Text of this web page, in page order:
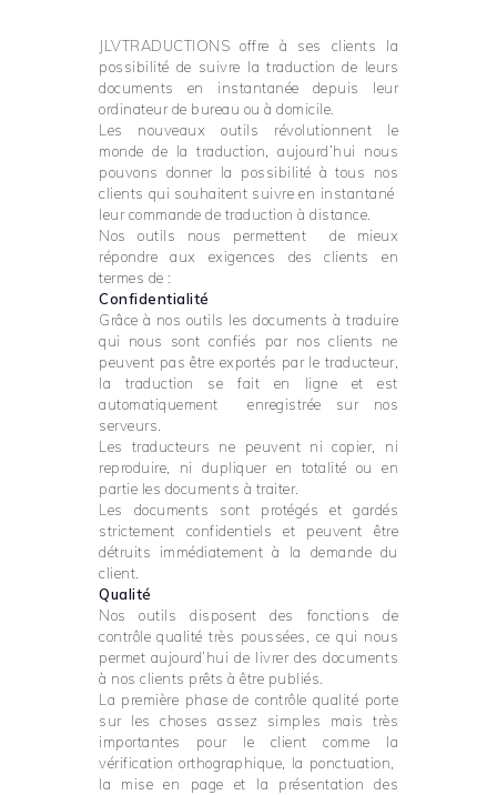
JLVTRADUCTIONS offre à ses clients la
possibilité de suivre la traduction de leurs
documents en instantanée depuis leur
ordinateur de bureau ou à domicile.
Les nouveaux outils révolutionnent le
monde de la traduction, aujourd’hui nous
pouvons donner la possibilité à tous nos
clients qui souhaitent suivre en instantané
leur commande de traduction à distance.
Nos outils nous permettent de mieux
répondre aux exigences des clients en
termes de :
Confidentialité
Grâce à nos outils les documents à traduire
qui nous sont confiés par nos clients ne
peuvent pas être exportés par le traducteur,
la traduction se fait en ligne et est
automatiquement enregistrée sur nos
serveurs.
Les traducteurs ne peuvent ni copier, ni
reproduire, ni dupliquer en totalité ou en
partie les documents à traiter.
Les documents sont protégés et gardés
strictement confidentiels et peuvent être
détruits immédiatement à la demande du
client.
Qualité
Nos outils disposent des fonctions de
contrôle qualité très poussées, ce qui nous
permet aujourd’hui de livrer des documents
à nos clients prêts à être publiés.
La première phase de contrôle qualité porte
sur les choses assez simples mais très
importantes pour le client comme la
vérification orthographique, la ponctuation,
la mise en page et la présentation des